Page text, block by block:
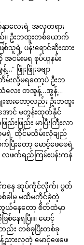
က်နှာလေးရဲ့ အလှတရား
ည်။ ဦးဘထူးတစ်ယောက်
စ်သူရဲ့ ပန်းရောင်ဆိုးထား
ငမ်းမရ စုပ်ယူနမ်း
ဖြိုးဖြိုးခဗျာ
းလို့မရတော့ပဲ ဦးဘ
လေး တအွန့်…အွန့်…
ားတော့လည်း ဦးဘထူး
ောင် မတွန်းထုတ်နိုင်
းဖြည်း မာပြီးကြီးလာ
ရဲ့ ထိုင်မသိမ်းလုံချည်
းတော့ မောင့်ဖေဖေရဲ့
ဖက်ရည်ကြမ်းပန်းကန်
ကနေ ဆုပ်ကိုင်လိုက်၊ ပွတ်
ခါမှ မထိမကိုင်ခဲ့တဲ့
ယ်နေတော့ စိတ်ထဲမှာ
ေရပြီ။။ မောင့်
ည်း တစ်ခုပြီးတစ်ခု
ညားလှတဲ့ မောင့်ဖေဖေ